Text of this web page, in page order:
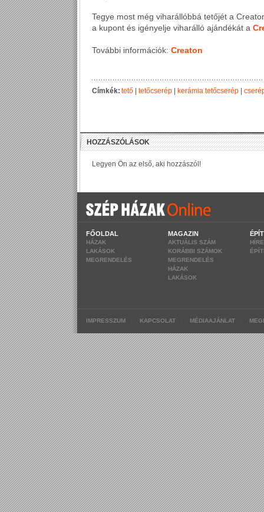
Tegye most még viharállóbbá tetőjét a
a kupont és igényelje viharálló ajándékát a
További információk: Creaton
Címkék:tető tetőcserép kerámia tetőcserép
FŐOLDAL
HÁZAK
LAKÁSOK
MEGRENDELÉS
MAGAZIN
AKTUÁLIS SZÁM
KORÁBBI SZÁMOK
MEGRENDELÉS
HÁZAK
LAKÁSOK
IMPRESSZUM KAPCSOLAT MÉDIAAJÁNLAT